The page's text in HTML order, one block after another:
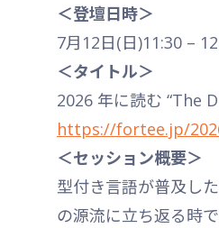
＜登壇日時＞
7月12日(日)11:30 –
＜タイトル＞
2026 年に読む “The
https://fortee.jp/
＜セッション概要＞
型付き言語が普及し
の源流に立ち返る時で